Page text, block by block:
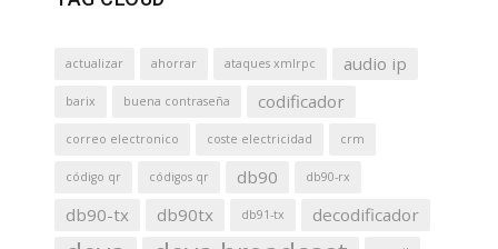
actualizar ahorrar ataques xmlrpc audio ip
barix buena contraseña codificador
correo electronico coste electricidad crm
código qr códigos qr db90 db90-rx
db90-tx db90tx db91-tx decodificador